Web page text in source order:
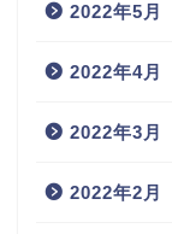
2022年5月
2022年4月
2022年3月
2022年2月